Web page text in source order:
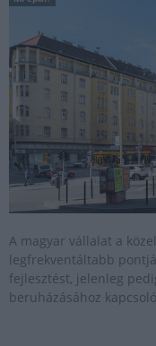
A magyar vállalat a
legfrekventáltabb
fejlesztést, jelenleg
beruházásához